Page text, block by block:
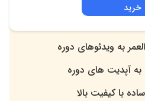
خرید
به ویدئوهای دوره
به آپدیت های دوره
با کیفیت بالا